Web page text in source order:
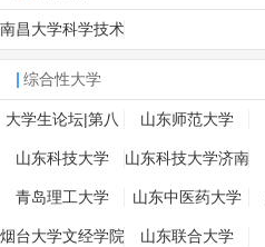
南昌大学科学技术
学院
综合性大学
大学生论坛|第八
公社
山东师范大学
山东科技大学 山东科技大学济南
青岛理工大学 山东中医药大学
烟台大学文经学院 山东联合大学